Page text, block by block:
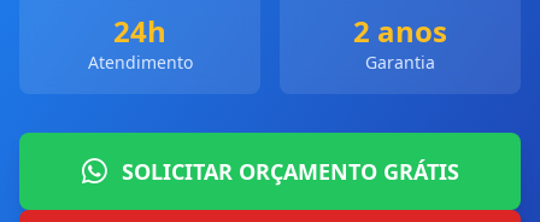
24h
Atendimento
2 anos
Garantia
SOLICITAR ORÇAMENTO GRÁTIS